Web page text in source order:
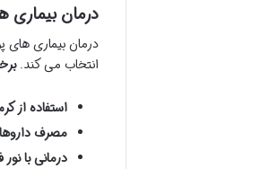
درمان بیماری
درمان بیماری
انتخاب می کند.
استفاده از
مصرف
درمانی با